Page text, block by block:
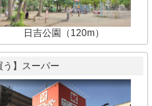
日吉公園（120m）
う】スーパー